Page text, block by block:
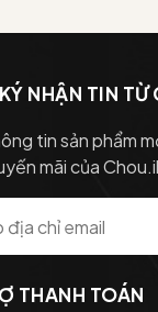
NHẬN TIN
tin sản phẩm
mãi của
THANH TOÁN